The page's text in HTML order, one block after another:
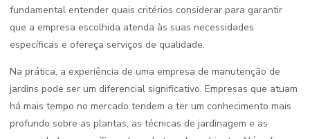
fundamental entender quais critérios considerar para garantir
que a empresa escolhida atenda às suas necessidades
específicas e ofereça serviços de qualidade.
Na prática, a experiência de uma empresa de manutenção de
jardins pode ser um diferencial significativo. Empresas que atuam
há mais tempo no mercado tendem a ter um conhecimento mais
profundo sobre as plantas, as técnicas de jardinagem e as